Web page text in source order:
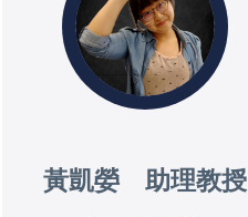
黃凱嫈 助理教授